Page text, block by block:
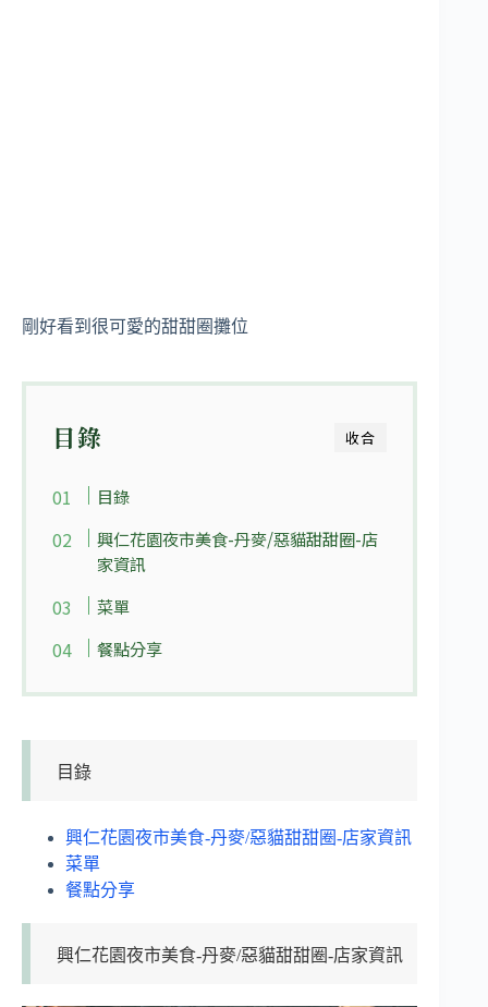
剛好看到很可愛的甜甜圈攤位
收合
目錄
目錄
興仁花園夜市美食-丹麥/惡貓甜甜圈-店
家資訊
菜單
餐點分享
目錄
興仁花園夜市美食-丹麥/惡貓甜甜圈-店家資訊
菜單
餐點分享
興仁花園夜市美食-丹麥/惡貓甜甜圈-店家資訊